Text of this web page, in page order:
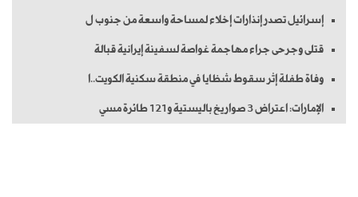
إسرائيل تصدر إنذارات إخلاء لمساحة واسعة من جنوب ل
قتلى وجرحى جراء مهاجمة غواصة لسفينة إيرانية قبالة
وفاة طفلة إثر سقوط شظايا في منطقة سكنية الكويت..ا
الإمارات: اعتراض 3 صواريخ باليستية و121 طائرة مسي